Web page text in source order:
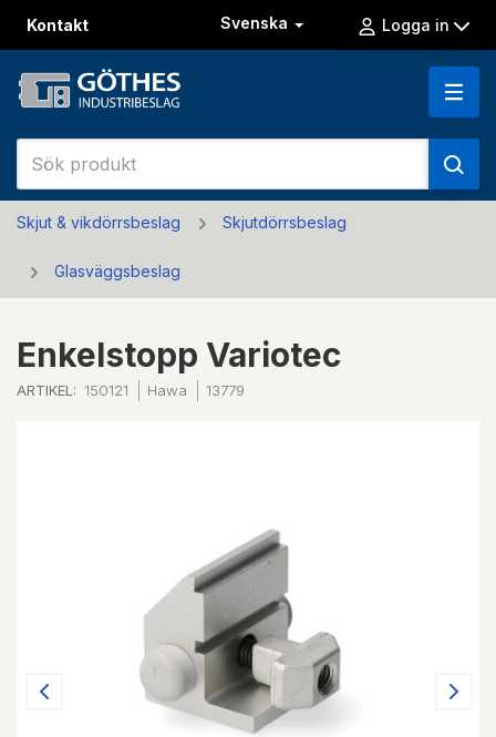
Kontakt Svenska Logga in
Skjut & vikdörrsbeslag Skjutdörrsbeslag
Glasväggsbeslag
Enkelstopp Variotec
ARTIKEL: 150121 Hawa 13779